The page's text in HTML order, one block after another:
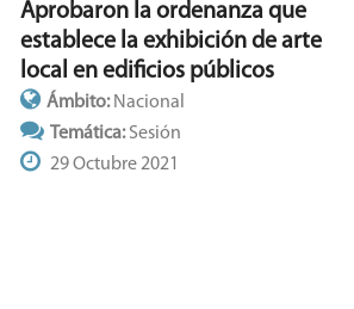
Aprobaron la ordenanza que
establece la exhibición de arte
local en edificios públicos
Ámbito:Nacional
Temática:Sesión
29 Octubre 2021